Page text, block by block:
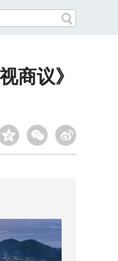
商议》